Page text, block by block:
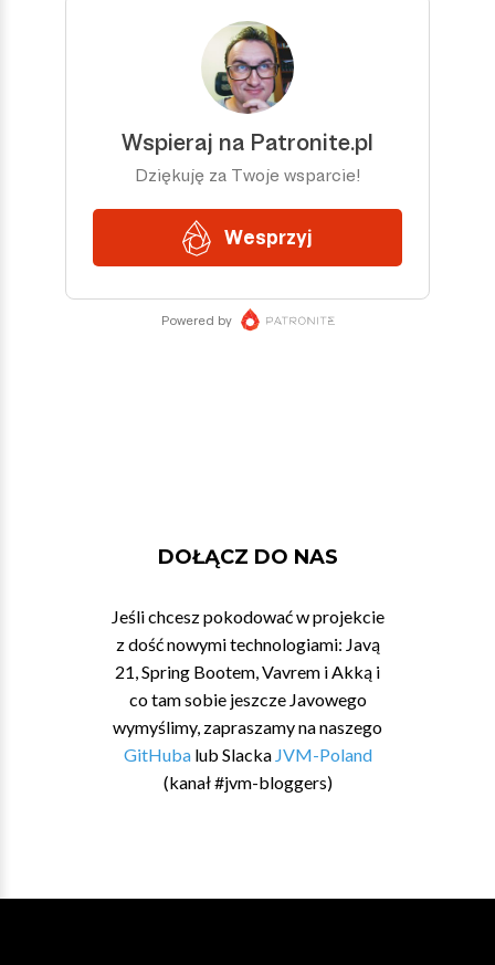
DOŁĄCZ DO NAS
Jeśli chcesz pokodować w projekcie
z dość nowymi technologiami: Javą
21, Spring Bootem, Vavrem i Akką i
co tam sobie jeszcze Javowego
wymyślimy, zapraszamy na naszego
GitHubalub Slacka JVM-Poland
(kanał #jvm-bloggers)